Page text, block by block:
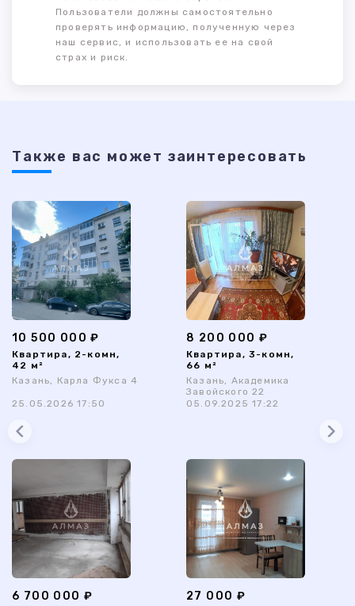
Пользователи должны самостоятельно
проверять информацию, полученную через
наш сервис, и использовать ее на свой
страх и риск.
Также ваc может заинтересовать
10 500 000 ₽
Квартира, 2-комн,
42 м²
Казань, Карла Фукса 4
25.05.2026 17:50
8 200 000 ₽
Квартира, 3-комн,
66 м²
Казань, Академика
Завойского 22
05.09.2025 17:22
6 700 000 ₽ 27 000 ₽